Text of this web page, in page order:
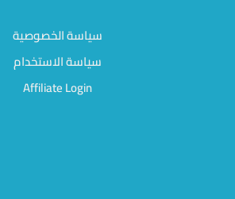
سياسة الخصوصية
سياسة الاستخدام
Affiliate Login